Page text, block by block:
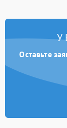
У
Оставьте